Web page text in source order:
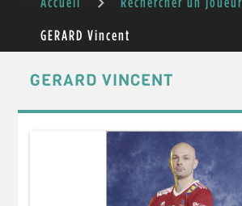
GERARD Vincent
GERARD VINCENT